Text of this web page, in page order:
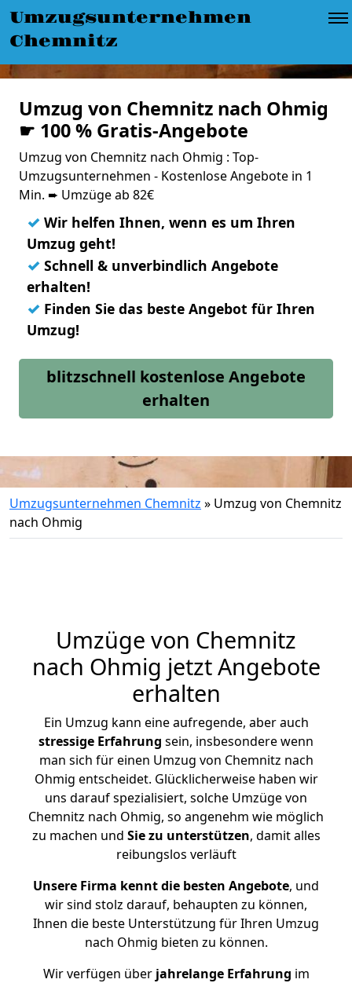
Umzugsunternehmen
Chemnitz
Umzug von Chemnitz nach Ohmig
☛ 100 % Gratis-Angebote
Umzug von Chemnitz nach Ohmig : Top-
Umzugsunternehmen - Kostenlose Angebote in 1
Min. ➨ Umzüge ab 82€
✓ Wir helfen Ihnen, wenn es um Ihren
Umzug geht!
✓ Schnell & unverbindlich Angebote
erhalten!
✓ Finden Sie das beste Angebot für Ihren
Umzug!
blitzschnell kostenlose Angebote
erhalten
Umzugsunternehmen Chemnitz » Umzug von Chemnitz
nach Ohmig
Umzüge von Chemnitz
nach Ohmig jetzt Angebote
erhalten
Ein Umzug kann eine aufregende, aber auch
stressige Erfahrung sein, insbesondere wenn
man sich für einen Umzug von Chemnitz nach
Ohmig entscheidet. Glücklicherweise haben wir
uns darauf spezialisiert, solche Umzüge von
Chemnitz nach Ohmig, so angenehm wie möglich
zu machen und Sie zu unterstützen, damit alles
reibungslos verläuft
Unsere Firma kennt die besten Angebote, und
wir sind stolz darauf, behaupten zu können,
Ihnen die beste Unterstützung für Ihren Umzug
nach Ohmig bieten zu können.
Wir verfügen überjahrelange Erfahrung im